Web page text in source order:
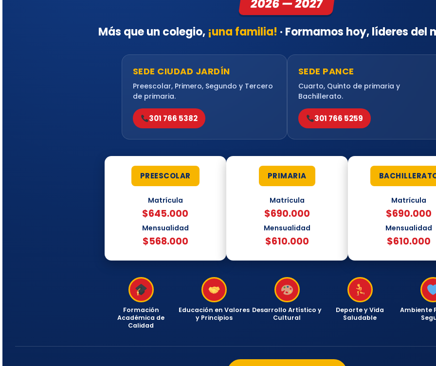
2026 — 2027
Más que un colegio, ¡una familia! · Formamos hoy, líderes del
SEDE CIUDAD JARDÍN
Preescolar, Primero, Segundo y Tercero
de primaria.
301 766 5382
SEDE PANCE
Cuarto, Quinto de primaria y
Bachillerato.
301 766 5259
PREESCOLAR
Matrícula
$645.000
Mensualidad
$568.000
PRIMARIA
Matrícula
$690.000
Mensualidad
$610.000
Matrícula
$690.000
Mensualidad
$610.000
Formación
Académica de
Calidad
Educación en Valores
y Principios
Desarrollo Artístico y
Cultural
Deporte y Vida
Saludable
Ambiente